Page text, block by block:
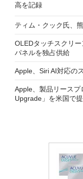
高を記録
ティム・クック氏、
OLEDタッチスクリ
パネルを独占供給
Apple、Siri AI対応の
Apple、製品リースプ
Upgrade」を米国で